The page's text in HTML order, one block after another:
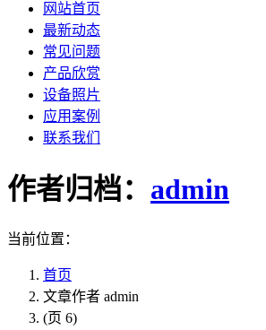
网站首页
最新动态
常见问题
产品欣赏
设备照片
应用案例
联系我们
作者归档： admin
当前位置：
首页
文章作者 admin
(页 6)